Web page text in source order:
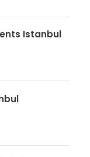
Istanbul